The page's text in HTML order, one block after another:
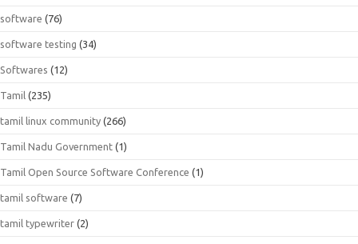
software (76)
software testing (34)
Softwares (12)
Tamil (235)
tamil linux community (266)
Tamil Nadu Government (1)
Tamil Open Source Software Conference (1)
tamil software (7)
tamil typewriter (2)